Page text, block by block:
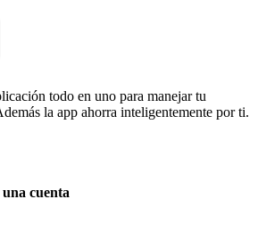
todo en uno para manejar tu
la app ahorra inteligentemente por ti.
una cuenta